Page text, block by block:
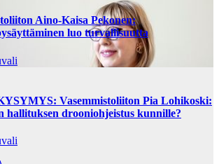
Aino-Kaisa Pekonen:
luo turvallisuutta
Vasemmistoliiton Pia Lohikoski:
hallituksen drooniohjeistus kunnille?